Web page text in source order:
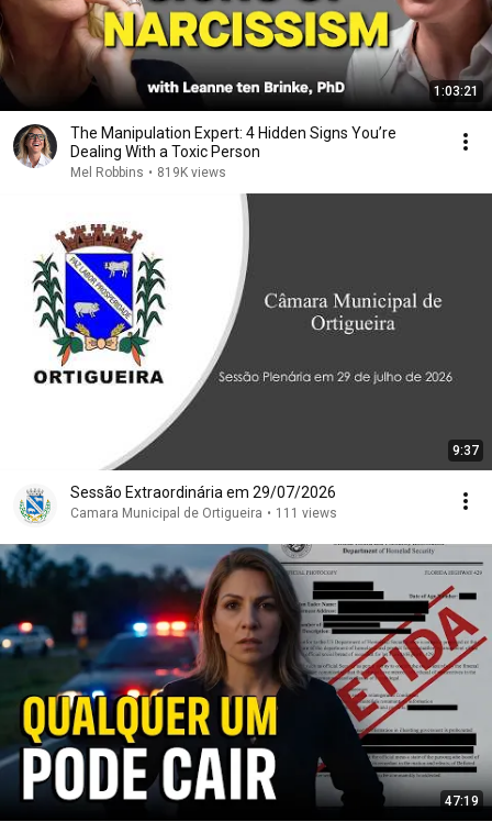
1:03:21
The Manipulation Expert: 4 Hidden Signs You’re
Dealing With a Toxic Person
Mel Robbins • 819K views
9:37
Sessão Extraordinária em 29/07/2026
Camara Municipal de Ortigueira • 111 views
47:19